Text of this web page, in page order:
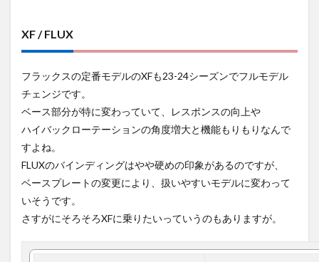
XF / FLUX
フラックスの定番モデルのXFも23-24シーズンでフルモデル
チェンジです。
ベース部分が特に変わっていて、レスポンスの向上や
ハイバックローテーションの角度増大と機能もりもりなんで
すよね。
FLUXのバインディングはやや硬めの印象があるのですが、
ベースプレートの変更により、扱いやすいモデルに変わって
いそうです。
さすがにそろそろXFに乗りたいっていうのもありますが。